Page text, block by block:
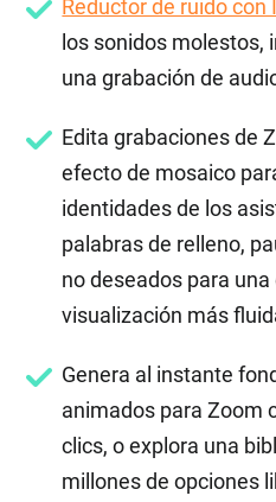
Reductor de ruido con
los sonidos molestos,
una grabación de
Edita grabaciones de
efecto de mosaico
identidades de los
palabras de relleno,
no deseados para
visualización más
Genera al instante
animados para Zoom
clics, o explora una
millones de opciones